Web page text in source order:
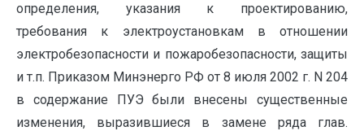
определения, указания к проектированию,
требования к электроустановкам в отношении
электробезопасности и пожаробезопасности, защиты
и т.п. Приказом Минэнерго РФ от 8 июля 2002 г. N 204
в содержание ПУЭ были внесены существенные
изменения, выразившиеся в замене ряда глав.